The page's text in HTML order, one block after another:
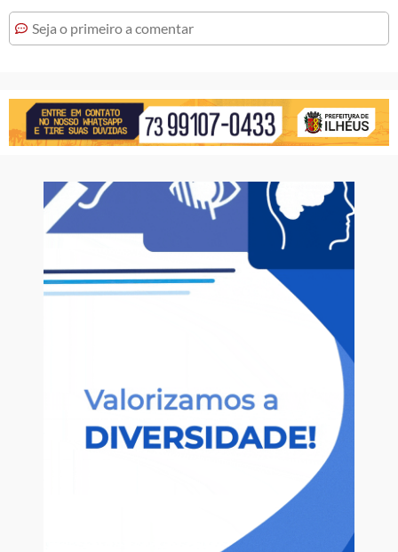
Seja o primeiro a comentar